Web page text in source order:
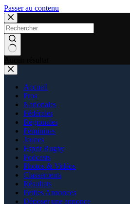
Passer au contenu
Accueil
Pros
Nationales
Fédérales
Régionales
Féminines
Jeunes
Esprit Rugby
Podcasts
Photos & Vidéos
Classements
Résultats
Petites Annonces
Déposer une annonce